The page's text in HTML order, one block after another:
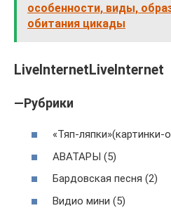
особенности, виды,
обитания цикады
LiveInternetLiveInternet
—Рубрики
«Тяп-
АВАТАРЫ (5)
Бардовская песня (2)
Видио мини (5)